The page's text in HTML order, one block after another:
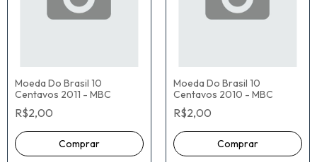
Moeda Do Brasil 10
Centavos 2011 - MBC
R$2,00
Moeda Do Brasil 10
Centavos 2010 - MBC
R$2,00